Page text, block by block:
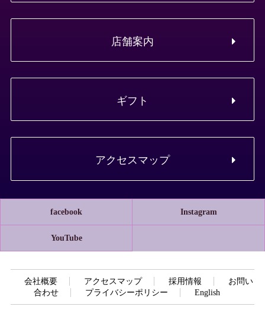
店舗案内
ギフト
アクセスマップ
facebook Instagram
YouTube
会社概要 アクセスマップ 採用情報
お問い
合わせ
プライバシーポリシー English